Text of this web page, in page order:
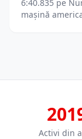
6:40.835 pe
mașină
Activi din